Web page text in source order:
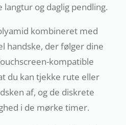
og daglig pendling.
kombineret med
handske, der følger dine
kompatible
du kan tjekke rute eller
af, og de diskrete
i de mørke timer.